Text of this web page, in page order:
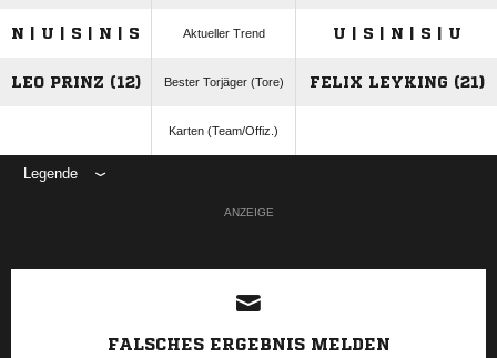
N | U | S | N | S Aktueller Trend U | S | N | S | U
LEO PRINZ (12) Bester Torjäger (Tore) FELIX LEYKING (21)
Karten (Team/Offiz.)
Legende
ANZEIGE
FALSCHES ERGEBNIS MELDEN